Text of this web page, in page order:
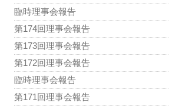
臨時理事会報告
第174回理事会報告
第173回理事会報告
第172回理事会報告
臨時理事会報告
第171回理事会報告